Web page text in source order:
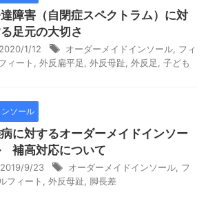
障害（自閉症スペクトラム）に対
足元の大切さ
2020/1/12 オーダーメイドインソール フィ
ィート
外反扁平足 外反母趾 外反足 子ども
ンソール
に対するオーダーメイドインソー
補高対応について
2019/9/23 オーダーメイドインソール フ
フィート
外反母趾 脚長差